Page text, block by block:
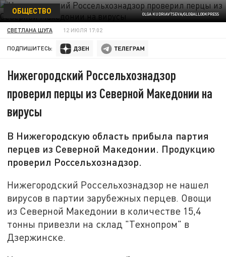
OLGA KUDRIAVTSEVA/GLOBALLOOKPRESS
ОБЩЕСТВО
СВЕТЛАНА ШУГА 12 ИЮЛЯ 17:02
ПОДПИШИТЕСЬ:
Нижегородский Россельхознадзор
проверил перцы из Северной Македонии на
вирусы
В Нижегородскую область прибыла партия
перцев из Северной Македонии. Продукцию
проверил Россельхознадзор.
Нижегородский Россельхознадзор не нашел
вирусов в партии зарубежных перцев. Овощи
из Северной Македонии в количестве 15,4
тонны привезли на склад "Технопром" в
Дзержинске.